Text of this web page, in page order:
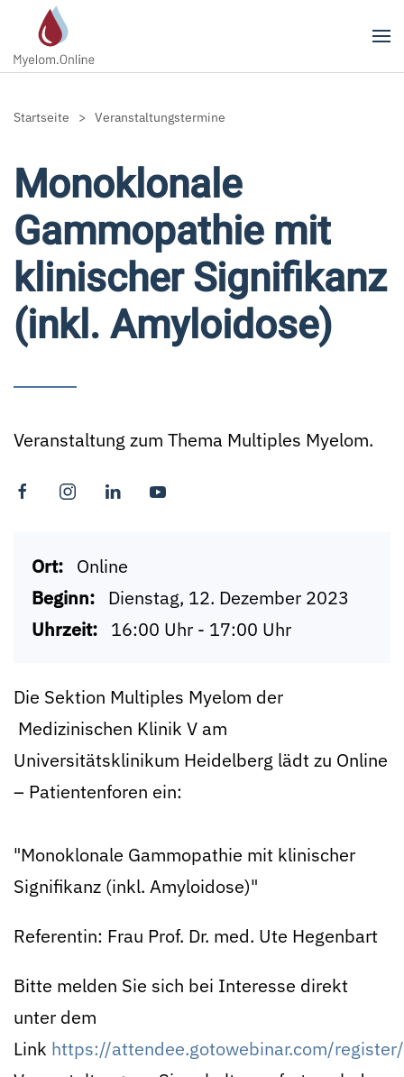
Zum Hauptinhalt springen
Startseite Veranstaltungstermine
Monoklonale
Gammopathie mit
klinischer Signifikanz
(inkl. Amyloidose)
Veranstaltung zum Thema Multiples Myelom.
Ort: Online
Beginn: Dienstag, 12. Dezember 2023
Uhrzeit: 16:00 Uhr - 17:00 Uhr
Die Sektion Multiples Myelom der
Medizinischen Klinik V am
Universitätsklinikum Heidelberg lädt zu Online
– Patientenforen ein:
"Monoklonale Gammopathie mit klinischer
Signifikanz (inkl. Amyloidose)"
Referentin: Frau Prof. Dr. med. Ute Hegenbart
Bitte melden Sie sich bei Interesse direkt
unter dem
Link https://attendee.gotowebinar.com/